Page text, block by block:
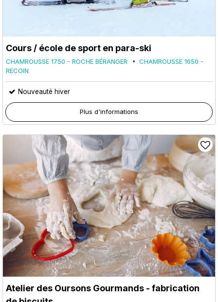
Cours / école de sport en para-ski
CHAMROUSSE 1750 - ROCHE BÉRANGER
CHAMROUSSE 1650 -
RECOIN
Nouveauté hiver
Plus d'informations
Atelier des Oursons Gourmands - fabrication